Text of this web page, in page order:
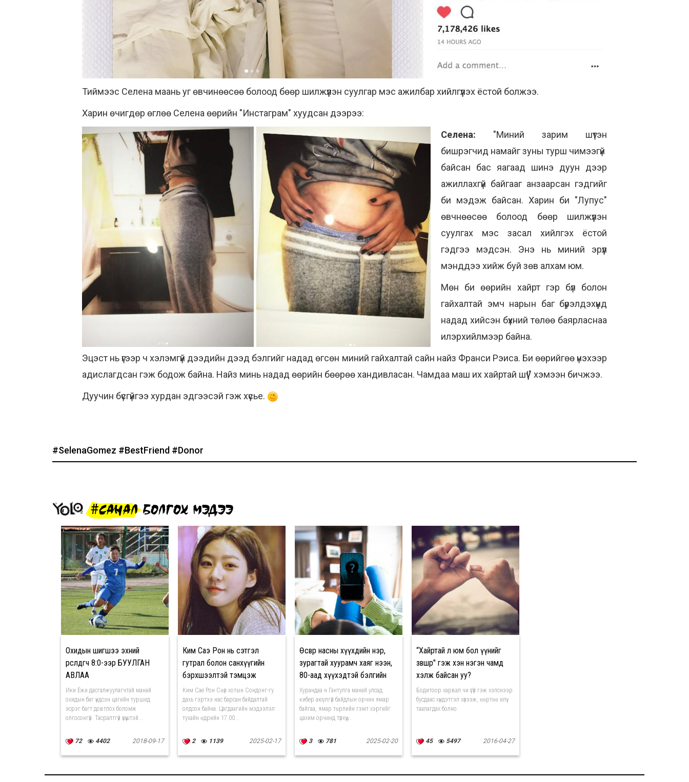
Тиймээс Селена маань уг өвчинөөсөө болоод бөөр шилжүүлэн суулгар мэс ажилбар хийлгүүлэх ёстой болжээ.
Харин өчигдөр өглөө Селена өөрийн "Инстаграм" хуудсан дээрээ:
Селена: "Миний зарим шүтэн
бишрэгчид намайг зуны турш чимээгүй
байсан бас яагаад шинэ дуун дээр
ажиллахгүй байгааг анзаарсан гэдгийг
би мэдэж байсан. Харин би "Лупус"
өвчнөөсөө болоод бөөр шилжүүлэн
суулгах мэс засал хийлгэх ёстой
гэдгээ мэдсэн. Энэ нь миний эрүүл
мэнддээ хийж буй зөв алхам юм.
Мөн би өөрийн хайрт гэр бүл болон
гайхалтай эмч нарын баг бүрэлдэхүүнд
надад хийсэн бүхний төлөө баярласнаа
илэрхийлмээр байна.
Эцэст нь үгээр ч хэлэмгүй дээдийн дээд бэлгийг надад өгсөн миний гайхалтай сайн найз Франси Рэиса. Би өөрийгөө үнэхээр
адислагдсан гэж бодож байна. Найз минь надад өөрийн бөөрөө хандивласан. Чамдаа маш их хайртай шүү!" хэмээн бичжээ.
Дуучин бүсгүйгээ хурдан эдгээсэй гэж хүсье.
#SelenaGomez #BestFriend #Donor
#САНАЛ БОЛГОХ МЭДЭЭ
Охидын шигшээ эхний
өрсөлдөгчөө 8:0-ээр БУУЛГАН
АВЛАА
Ики Ёжи дасгалжуулагчтай манай
охидын баг үндсэн цагийн туршид
эсрэг багт довтлох боломж
олгосонгүй. Тасралтгүй үзүүштэй...
72 4402 2018-09-17
Ким Саэ Рон нь сэтгэл
гутрал болон санхүүгийн
бэрхшээлтэй тэмцэж
байжээ
Ким Сае Рон Сөүл хотын Сондонг-гу
дахь гэртээ нас барсан байдалтай
олдсон байна. Цагдаагийн мэдээлэл
тухайн өдрийн 17.00...
2 1139 2025-02-17
Өсвөр насны хүүхдийн нэр,
зурагтай хуурамч хаяг нээн,
80-аад хүүхэдтэй бэлгийн
харьцаанд оржээ
Хурандаа н.Гантулга манай улсад
кибер аюулгүй байдлын орчин ямар
байгаа, ямар төрлийн гэмт хэргийг
цахим орчинд түлхүү ү...
3 781 2025-02-20
“Хайртай л юм бол үүнийг
зөвшөөр" гэж хэн нэгэн чамд
хэлж байсан уу?
Бодитоор харвал чи үгүй гэж хэлснээр
бусдаас хүндэтгэл хүлээж, өөртөө илүү
таалагдах болно.
45 5497 2016-04-27